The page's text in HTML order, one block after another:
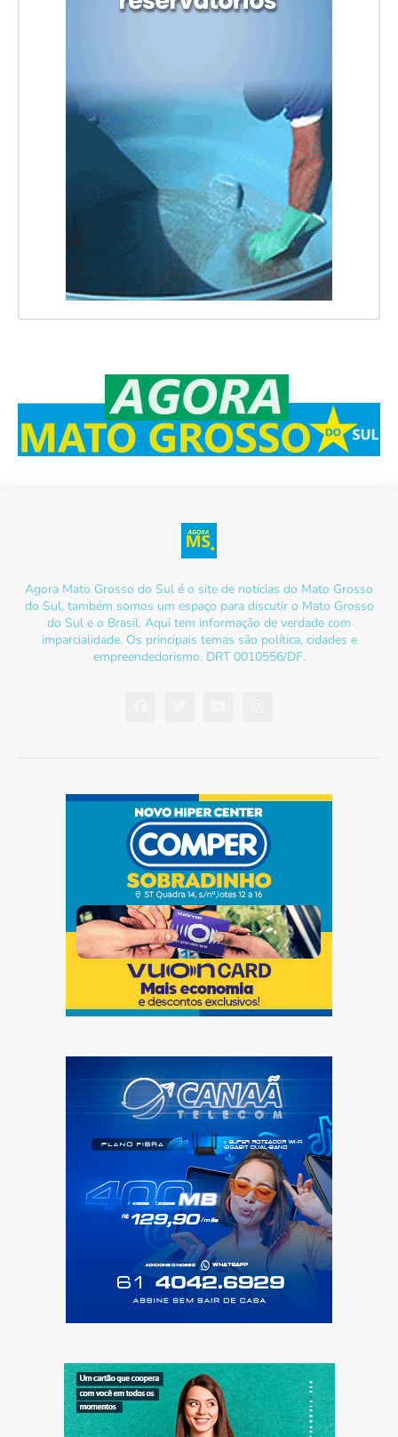
Agora Mato Grosso do Sul é o site de notícias do Mato Grosso
do Sul, também somos um espaço para discutir o Mato Grosso
do Sul e o Brasil. Aqui tem informação de verdade com
imparcialidade. Os principais temas são política, cidades e
empreendedorismo. DRT 0010556/DF.